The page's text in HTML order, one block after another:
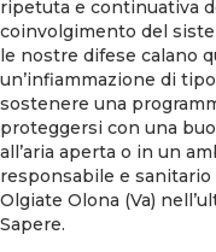
ripetuta e continuativa
coinvolgimento del
le nostre difese calano
un’infiammazione di
sostenere una
proteggersi con una
all’aria aperta o in un
responsabile e
Olgiate Olona (Va)
Sapere.